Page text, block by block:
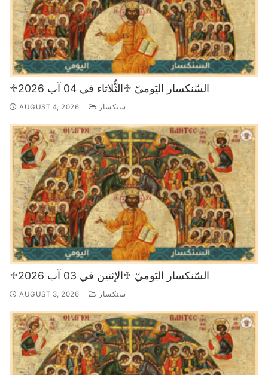
♱السّنكسار اليَوميّ ♱الثُّلاثاء في 04 آب 2026
AUGUST 4, 2026 سنكسار
♱السّنكسار اليَوميّ ♱الإثنين في 03 آب 2026
AUGUST 3, 2026 سنكسار